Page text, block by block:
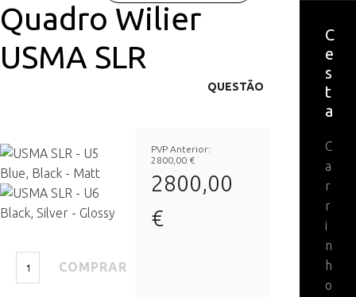
Quadro Wilier
USMA SLR
QUESTÃO
PVP Anterior:
2800,00 €
2800,00
€
C
e
s
t
a
C
a
r
r
i
n
h
o